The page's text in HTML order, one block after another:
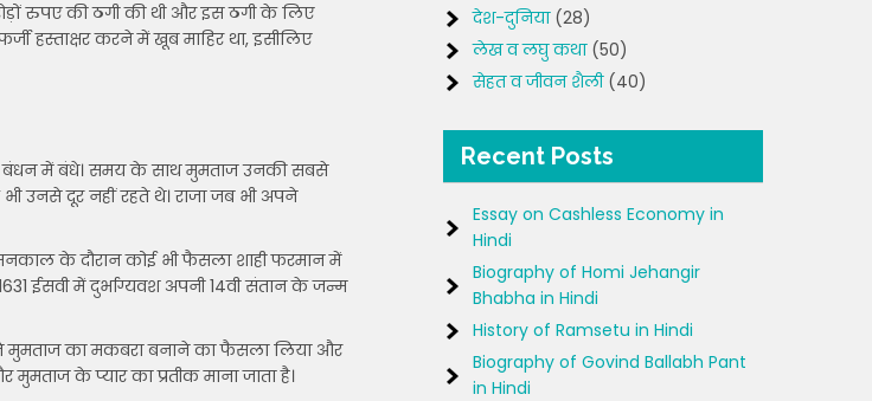
रुपए की ठगी की थी और इस ठगी के लिए
हस्ताक्षर करने में खूब माहिर था, इसीलिए
बंधन में बंधे। समय के साथ मुमताज उनकी सबसे
उनसे दूर नहीं रहते थे। राजा जब भी अपने
के दौरान कोई भी फैसला शाही फरमान में
ईसवी में दुर्भाग्यवश अपनी 14वी संतान के जन्म
मुमताज का मकबरा बनाने का फैसला लिया और
के प्यार का प्रतीक माना जाता है।
देश-दुनिया(28)
लेख व लघु कथा(50)
सेहत व जीवन शैली(40)
Recent Posts
Essay on Cashless Economy in
Hindi
Biography of Homi Jehangir
Bhabha in Hindi
History of Ramsetu in Hindi
Biography of Govind Ballabh Pant
in Hindi